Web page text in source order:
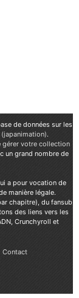
de données sur les
.
gérer votre collection
un grand nombre de
a pour vocation de
manière légale.
chapitre), du fansub
des liens vers les
Crunchyroll et
Contact